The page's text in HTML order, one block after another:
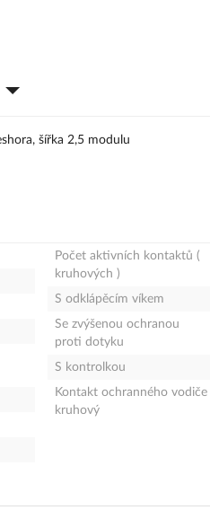
šířka 2,5 modulu
Počet aktivních kontaktů (
kruhových )
S odklápěcím víkem
Se zvýšenou ochranou
proti dotyku
S kontrolkou
Kontakt ochranného vodiče
kruhový